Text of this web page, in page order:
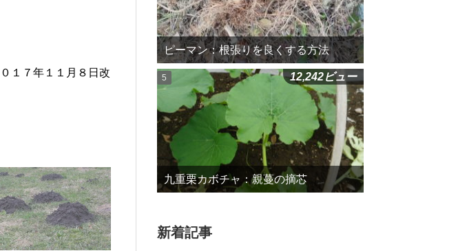
１７年１１月８日改
ピーマン：根張りを良くする方法
九重栗カボチャ：親蔓の摘芯
12,242ビュー
新着記事